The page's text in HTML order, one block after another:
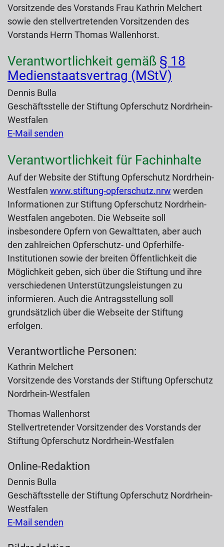
Vorsitzende des Vorstands Frau Kathrin Melchert
sowie den stellvertretenden Vorsitzenden des
Vorstands Herrn Thomas Wallenhorst.
Verantwortlichkeit gemäß § 18
Medienstaatsvertrag (MStV)
Dennis Bulla
Geschäftsstelle der Stiftung Opferschutz Nordrhein-
Westfalen
E-Mail senden
Verantwortlichkeit für Fachinhalte
Auf der Website der Stiftung Opferschutz Nordrhein-
Westfalen www.stiftung-opferschutz.nrw werden
Informationen zur Stiftung Opferschutz Nordrhein-
Westfalen angeboten. Die Webseite soll
insbesondere Opfern von Gewalttaten, aber auch
den zahlreichen Opferschutz- und Opferhilfe-
Institutionen sowie der breiten Öffentlichkeit die
Möglichkeit geben, sich über die Stiftung und ihre
verschiedenen Unterstützungsleistungen zu
informieren. Auch die Antragsstellung soll
grundsätzlich über die Webseite der Stiftung
erfolgen.
Verantwortliche Personen:
Kathrin Melchert
Vorsitzende des Vorstands der Stiftung Opferschutz
Nordrhein-Westfalen
Thomas Wallenhorst
Stellvertretender Vorsitzender des Vorstands der
Stiftung Opferschutz Nordrhein-Westfalen
Online-Redaktion
Dennis Bulla
Geschäftsstelle der Stiftung Opferschutz Nordrhein-
Westfalen
E-Mail senden